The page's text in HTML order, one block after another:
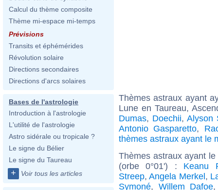
Calcul du thème composite
Thème mi-espace mi-temps
Prévisions
Transits et éphémérides
Révolution solaire
Directions secondaires
Directions d'arcs solaires
Bases de l'astrologie
Introduction à l'astrologie
L'utilité de l'astrologie
Astro sidérale ou tropicale ?
Le signe du Bélier
Le signe du Taureau
+ Voir tous les articles
Thèmes astraux ayant
Lune en Taureau,
Dumas, Doechii,Alyson
Antonio Gasparetto,
thèmes astraux ayant le
Thèmes astraux ayant
(orbe 0°01') : Keanu
Streep,Angela Merkel,
Symoné, Willem Dafoe